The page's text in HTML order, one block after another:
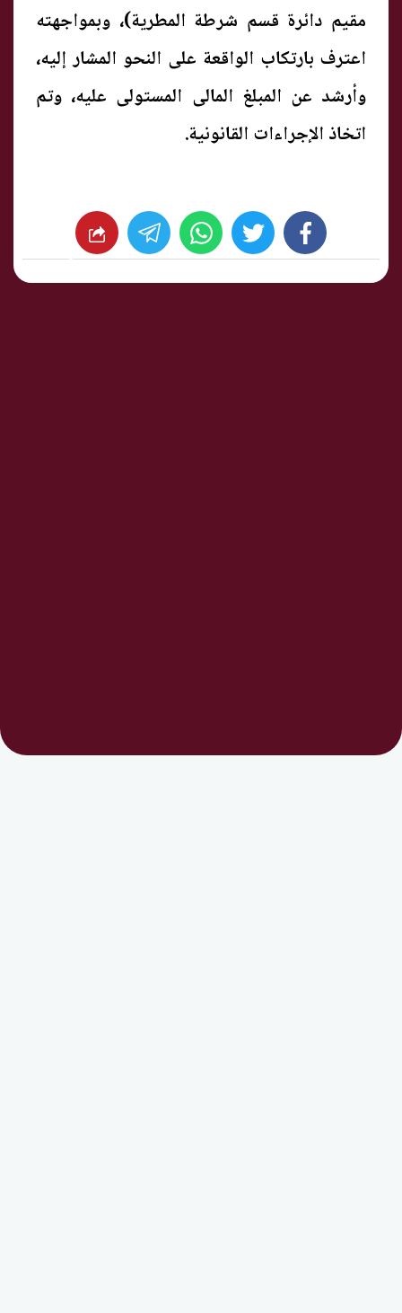
مقيم دائرة قسم شرطة المطرية)، وبمواجهته
اعترف بارتكاب الواقعة على النحو المشار إليه،
وأرشد عن المبلغ المالى المستولى عليه، وتم
اتخاذ الإجراءات القانونية.
facebook
twitter
whats شارك